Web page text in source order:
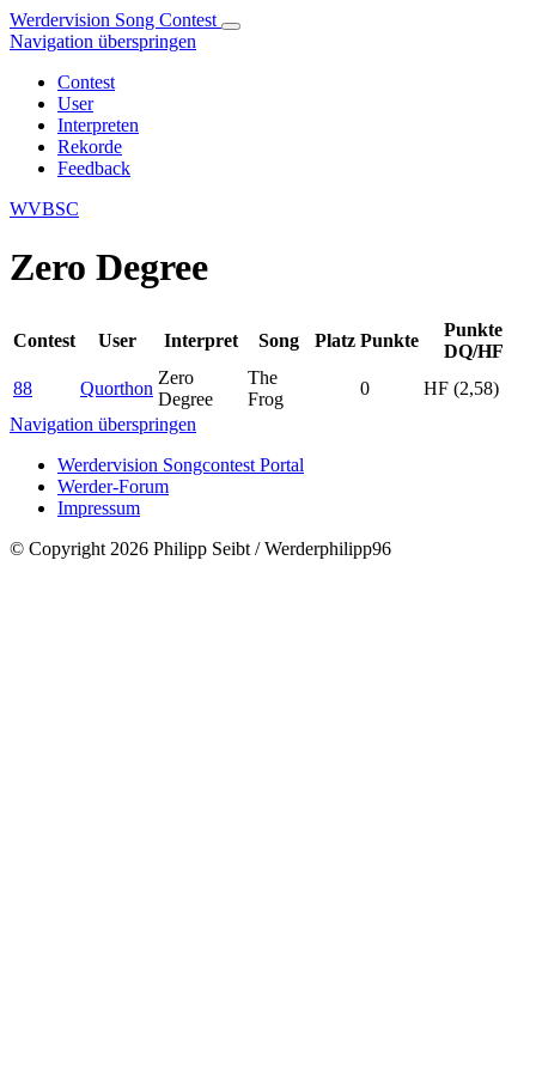
Werdervision Song Contest
Navigation überspringen
Contest
User
Interpreten
Rekorde
Feedback
WVBSC
Zero Degree
Contest User Interpret Song Platz Punkte
Punkte
DQ/HF
88
Quorthon
Zero
Degree
The
Frog
0
HF (2,58)
Navigation überspringen
Werdervision Songcontest Portal
Werder-Forum
Impressum
© Copyright 2026 Philipp Seibt / Werderphilipp96